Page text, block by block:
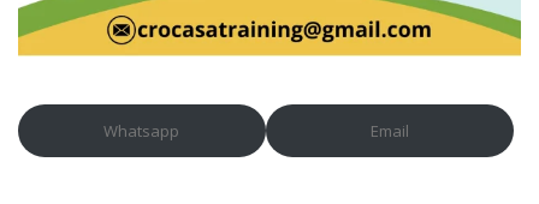
Whatsapp Email